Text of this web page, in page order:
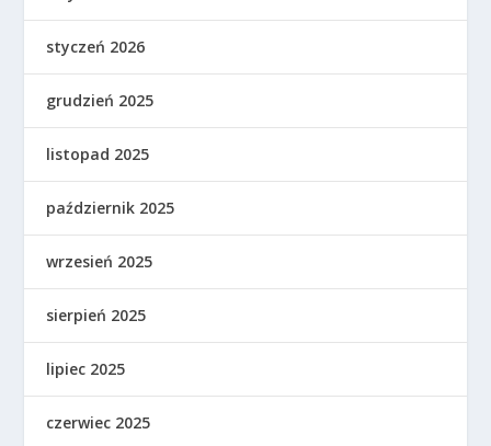
styczeń 2026
grudzień 2025
listopad 2025
październik 2025
wrzesień 2025
sierpień 2025
lipiec 2025
czerwiec 2025